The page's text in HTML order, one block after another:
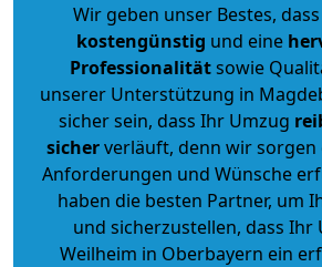
Wir geben unser Bestes,
kostengünstig und eine
Professionalitätsowie
unserer Unterstützung in
sicher sein, dass Ihr Umzug
sicherverläuft, denn wir sorgen
Anforderungen und Wünsche
haben die besten Partner, um
und sicherzustellen, dass Ihr
Weilheim in Oberbayern ein